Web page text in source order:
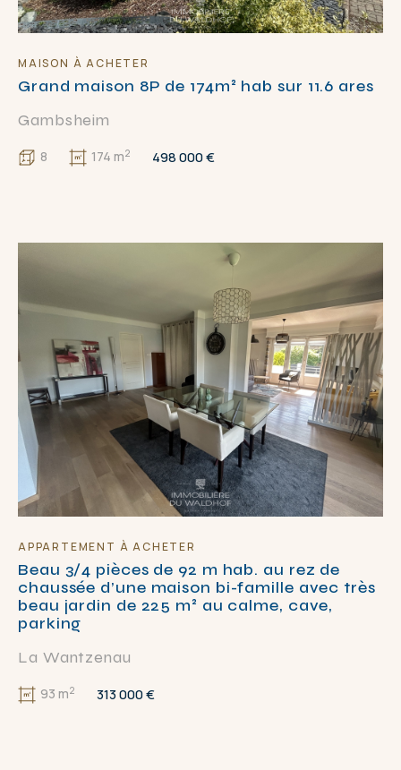
FERMER APPLIQUER
MAISON À ACHETER
Grand maison 8P de 174m² hab sur 11.6 ares
Gambsheim
8 174 m2 498 000 €
APPARTEMENT À ACHETER
Beau 3/4 pièces de 92 m hab. au rez de
chaussée d’une maison bi-famille avec très
beau jardin de 225 m² au calme, cave,
parking
La Wantzenau
93 m2 313 000 €